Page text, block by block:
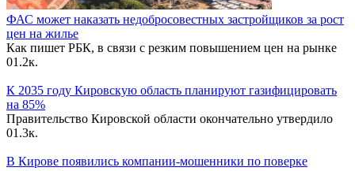
ФАС может наказать недобросовестных застройщиков за рост
цен на жилье
Как пишет РБК, в связи с резким повышением цен на рынке
01.2к.
К 2035 году Кировскую область планируют газифицировать
на 85%
Правительство Кировской области окончательно утвердило
01.3к.
В Кирове появились компании-мошенники по поверке